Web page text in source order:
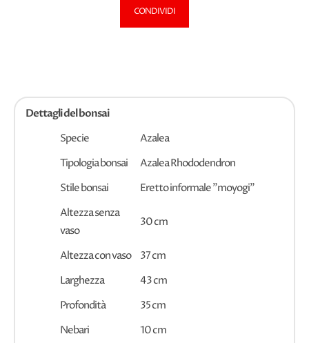
CONDIVIDI
Dettagli del bonsai
Specie
Azalea
Tipologia bonsai
Azalea Rhododendron
Stile bonsai
Eretto informale "moyogi"
Altezza senza
vaso
30 cm
Altezza con vaso
37 cm
Larghezza
43 cm
Profondità
35 cm
Nebari
10 cm